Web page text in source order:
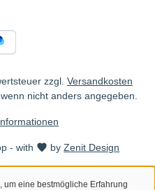
zzgl. Versandkosten
nicht anders angegeben.
- with byZenit Design
um eine bestmögliche Erfahrung